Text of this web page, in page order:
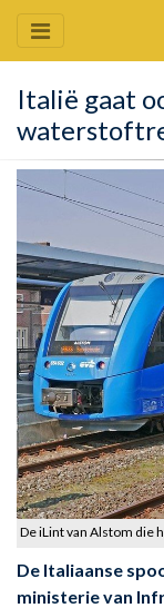
Italië gaat
De iLint van Alstom die
De Italiaanse
ministerie van